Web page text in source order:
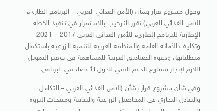
وحول مشروع قرار بشأن (الأمن الغذائي العربي – البرنامج الطارىء
للأمن الغذائي العربي) تقرر الترحيب بالاستمرار في تنفيذ الخطة
الإطارية للبرنامج الطارىء للأمن الغذائي العربي 2017 – 2021
وتكليف الأمانة العامة والمنظمة العربية للتنمية الزراعية باستكمال
متطلباتها، ودعوة الصناديق العربية للمساهمة في توفير التمويل
اللازم لإنجاز مشاريع الدعم الفني للدول الأعضاء في البرنامج.
وفي شأن مشروع قرار بشأن (الأمن الغذائي العربي – التكامل
والتبادل التجاري في المحاصيل الزراعية والنباتية ومنتجات الثروة